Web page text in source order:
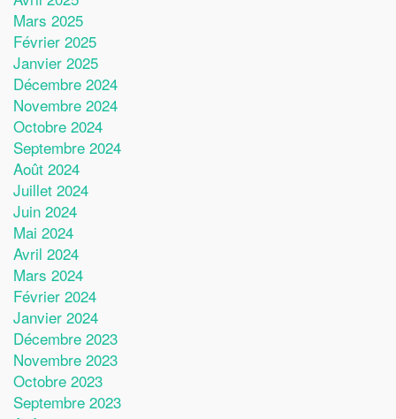
Mars 2025
Février 2025
Janvier 2025
Décembre 2024
Novembre 2024
Octobre 2024
Septembre 2024
Août 2024
Juillet 2024
Juin 2024
Mai 2024
Avril 2024
Mars 2024
Février 2024
Janvier 2024
Décembre 2023
Novembre 2023
Octobre 2023
Septembre 2023